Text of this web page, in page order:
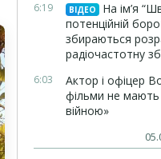
6:19 ВІДЕО
На ім’я
потенційній
збираються
радіочастотну
6:03
Актор і офіцер
фільми не мають
війною»